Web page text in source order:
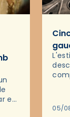
en
05/